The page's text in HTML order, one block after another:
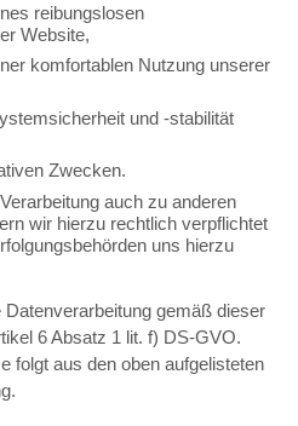
reibungslosen
Website,
komfortablen Nutzung unserer
und -stabilität
Zwecken.
auch zu anderen
wir hierzu rechtlich verpflichtet
uns hierzu
gemäß dieser
6 Absatz 1 lit. f) DS-GVO.
folgt aus den oben aufgelisteten